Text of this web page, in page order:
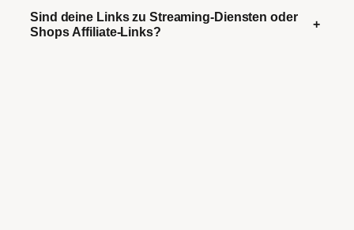
Sind deine Links zu Streaming-Diensten oder
Shops Affiliate-Links?
+